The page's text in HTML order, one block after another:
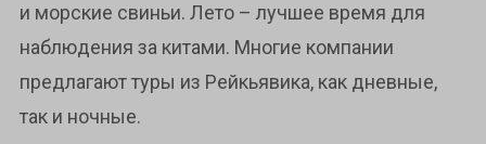
и морские свиньи. Лето – лучшее время для
наблюдения за китами. Многие компании
предлагают туры из Рейкьявика, как дневные,
так и ночные.